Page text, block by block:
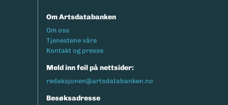
Om Artsdatabanken
Footermeny
Om oss
Tjenestene våre
Kontakt og presse
Meld inn feil på nettsider:
redaksjonen@artsdatabanken.no
Besøksadresse